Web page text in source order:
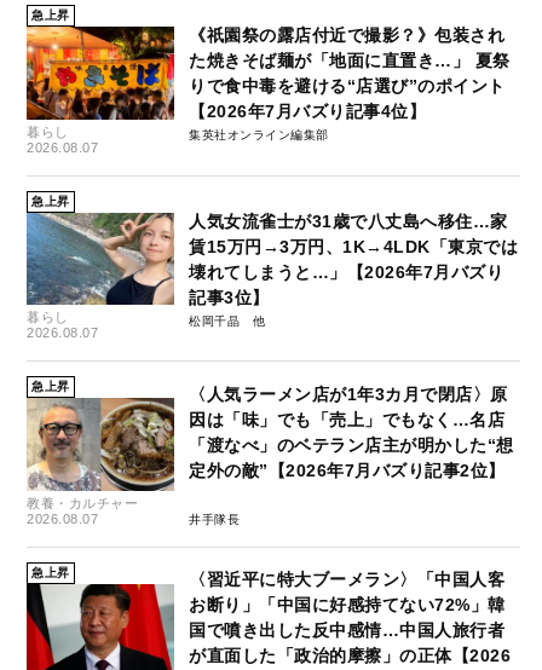
急上昇
暮らし
2026.08.07
《祇園祭の露店付近で撮影？》包装され
た焼きそば麺が「地面に直置き…」 夏祭
りで食中毒を避ける“店選び”のポイント
【2026年7月バズり記事4位】
集英社オンライン編集部
急上昇
暮らし
2026.08.07
人気女流雀士が31歳で八丈島へ移住…家
賃15万円→3万円、1K→4LDK「東京では
壊れてしまうと…」【2026年7月バズり
記事3位】
松岡千晶
急上昇
教養・カルチャー
2026.08.07
〈人気ラーメン店が1年3カ月で閉店〉原
因は「味」でも「売上」でもなく…名店
「渡なべ」のベテラン店主が明かした“想
定外の敵”【2026年7月バズり記事2位】
井手隊長
急上昇
〈習近平に特大ブーメラン〉「中国人客
お断り」「中国に好感持てない72%」韓
国で噴き出した反中感情…中国人旅行者
が直面した「政治的摩擦」の正体【2026